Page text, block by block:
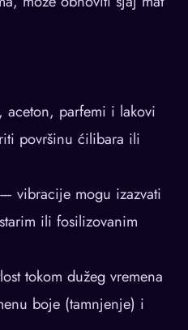
parfemi i lakovi
površinu ćilibara ili
vibracije mogu izazvati
ili fosilizovanim
tokom dužeg vremena
boje (tamnjenje) i